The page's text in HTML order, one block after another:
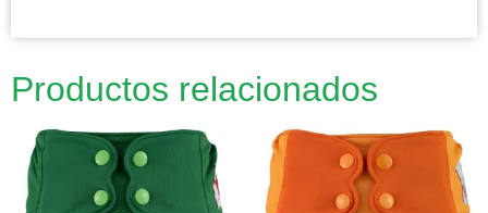
Productos relacionados